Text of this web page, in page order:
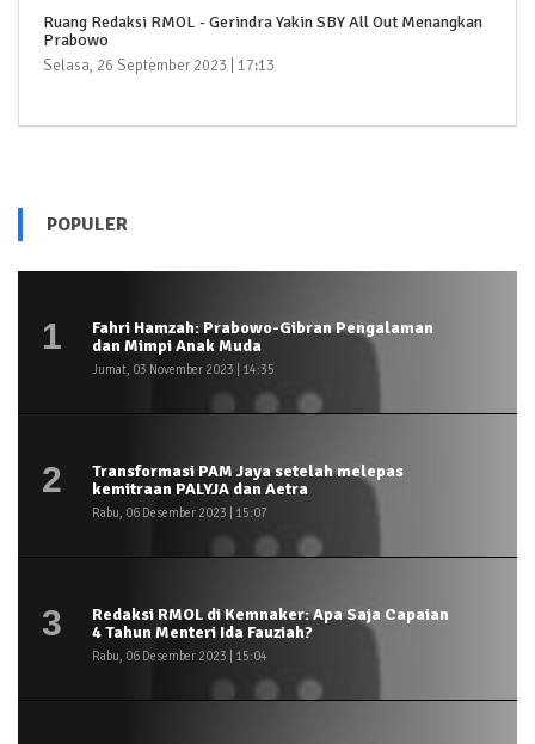
Ruang Redaksi RMOL - Gerindra Yakin SBY All Out Menangkan
Prabowo
Selasa, 26 September 2023 | 17:13
POPULER
1
Fahri Hamzah: Prabowo-Gibran Pengalaman
dan Mimpi Anak Muda
Jumat, 03 November 2023 | 14:35
2
Transformasi PAM Jaya setelah melepas
kemitraan PALYJA dan Aetra
Rabu, 06 Desember 2023 | 15:07
3
Redaksi RMOL di Kemnaker: Apa Saja Capaian
4 Tahun Menteri Ida Fauziah?
Rabu, 06 Desember 2023 | 15:04